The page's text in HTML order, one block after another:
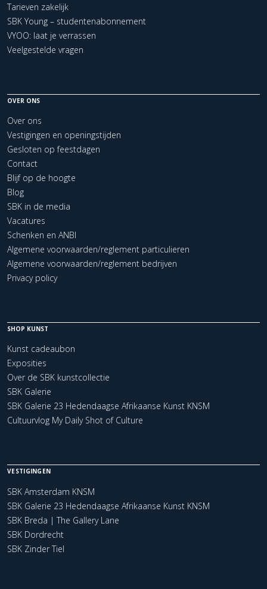
Tarieven zakelijk
SBK Young – studentenabonnement
VYOO: laat je verrassen
Veelgestelde vragen
OVER ONS
Over ons
Vestigingen en openingstijden
Gesloten op feestdagen
Contact
Blijf op de hoogte
Blog
SBK in de media
Vacatures
Schenken en ANBI
Algemene voorwaarden/reglement particulieren
Algemene voorwaarden/reglement bedrijven
Privacy policy
SHOP KUNST
Kunst cadeaubon
Exposities
Over de SBK kunstcollectie
SBK Galerie
SBK Galerie 23 Hedendaagse Afrikaanse Kunst KNSM
Cultuurvlog My Daily Shot of Culture
VESTIGINGEN
SBK Amsterdam KNSM
SBK Galerie 23 Hedendaagse Afrikaanse Kunst KNSM
SBK Breda | The Gallery Lane
SBK Dordrecht
SBK Zinder Tiel